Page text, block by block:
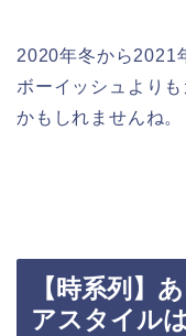
2020年冬から2021
ボーイッシュより
かもしれませんね。
【時系列】
アスタイル